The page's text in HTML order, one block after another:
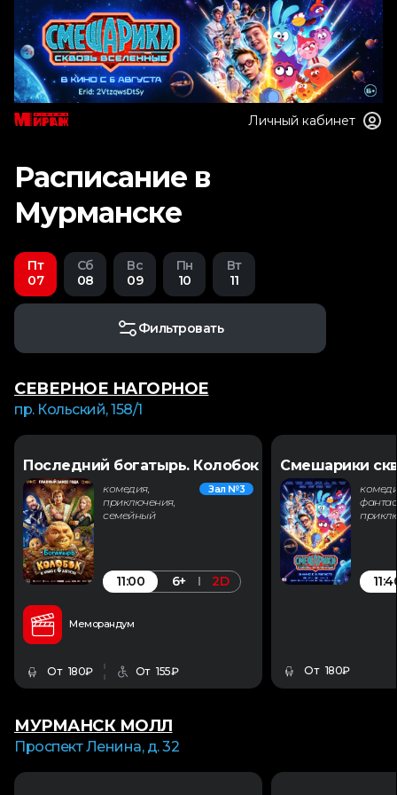
Личный кабинет
Расписание в
Мурманске
Пт
07
Сб
08
Вс
09
Пн
10
Вт
11
Фильтровать
СЕВЕРНОЕ НАГОРНОЕ
пр. Кольский, 158/1
Последний богатырь. Колобок
комедия,
приключения,
семейный
Зал №3
11:00 6+ 2D
Меморандум
От 180₽ От 155₽
Смешарики
От 180₽
МУРМАНСК МОЛЛ
Проспект Ленина, д. 32